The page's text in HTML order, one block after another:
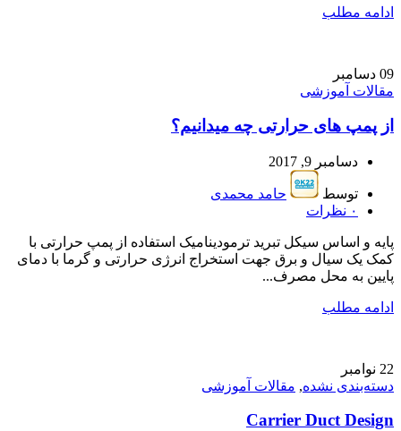
ادامه مطلب
09 دسامبر
مقالات آموزشی
از پمپ های حرارتی چه میدانیم؟
دسامبر 9, 2017
توسط
حامد محمدی
۰ نظرات
پایه و اساس سیکل تبرید ترمودینامیک استفاده از پمپ حرارتی با
کمک یک سیال و برق جهت استخراج انرژی حرارتی و گرما با دمای
پایین به محل مصرف...
ادامه مطلب
22 نوامبر
دسته‌بندی نشده, مقالات آموزشی
Carrier Duct Design